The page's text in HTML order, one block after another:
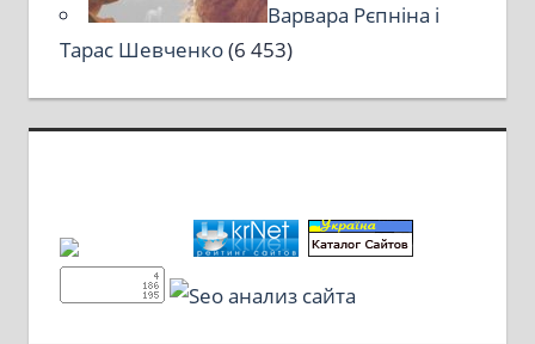
Варвара Рєпніна і
Тарас Шевченко(6 453)